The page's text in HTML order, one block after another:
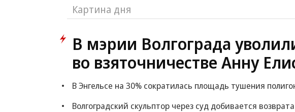
Картина дня
В мэрии Волгограда
во взяточничестве Анну
В Энгельсе на 30% сократилась площадь тушения
Волгоградский скульптор через суд добивается